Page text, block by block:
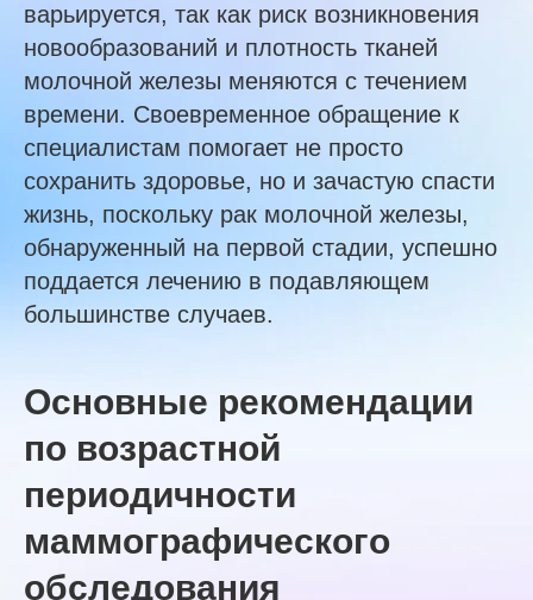
варьируется, так как риск возникновения
новообразований и плотность тканей
молочной железы меняются с течением
времени. Своевременное обращение к
специалистам помогает не просто
сохранить здоровье, но и зачастую спасти
жизнь, поскольку рак молочной железы,
обнаруженный на первой стадии, успешно
поддается лечению в подавляющем
большинстве случаев.
Основные рекомендации
по возрастной
периодичности
маммографического
обследования